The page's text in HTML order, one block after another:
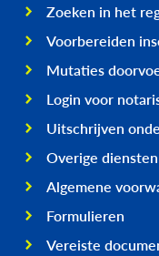
Zoeken in het
Voorbereiden
Mutaties
Login voor
Uitschrijven
Overige
Algemene
Formulieren
Vereiste